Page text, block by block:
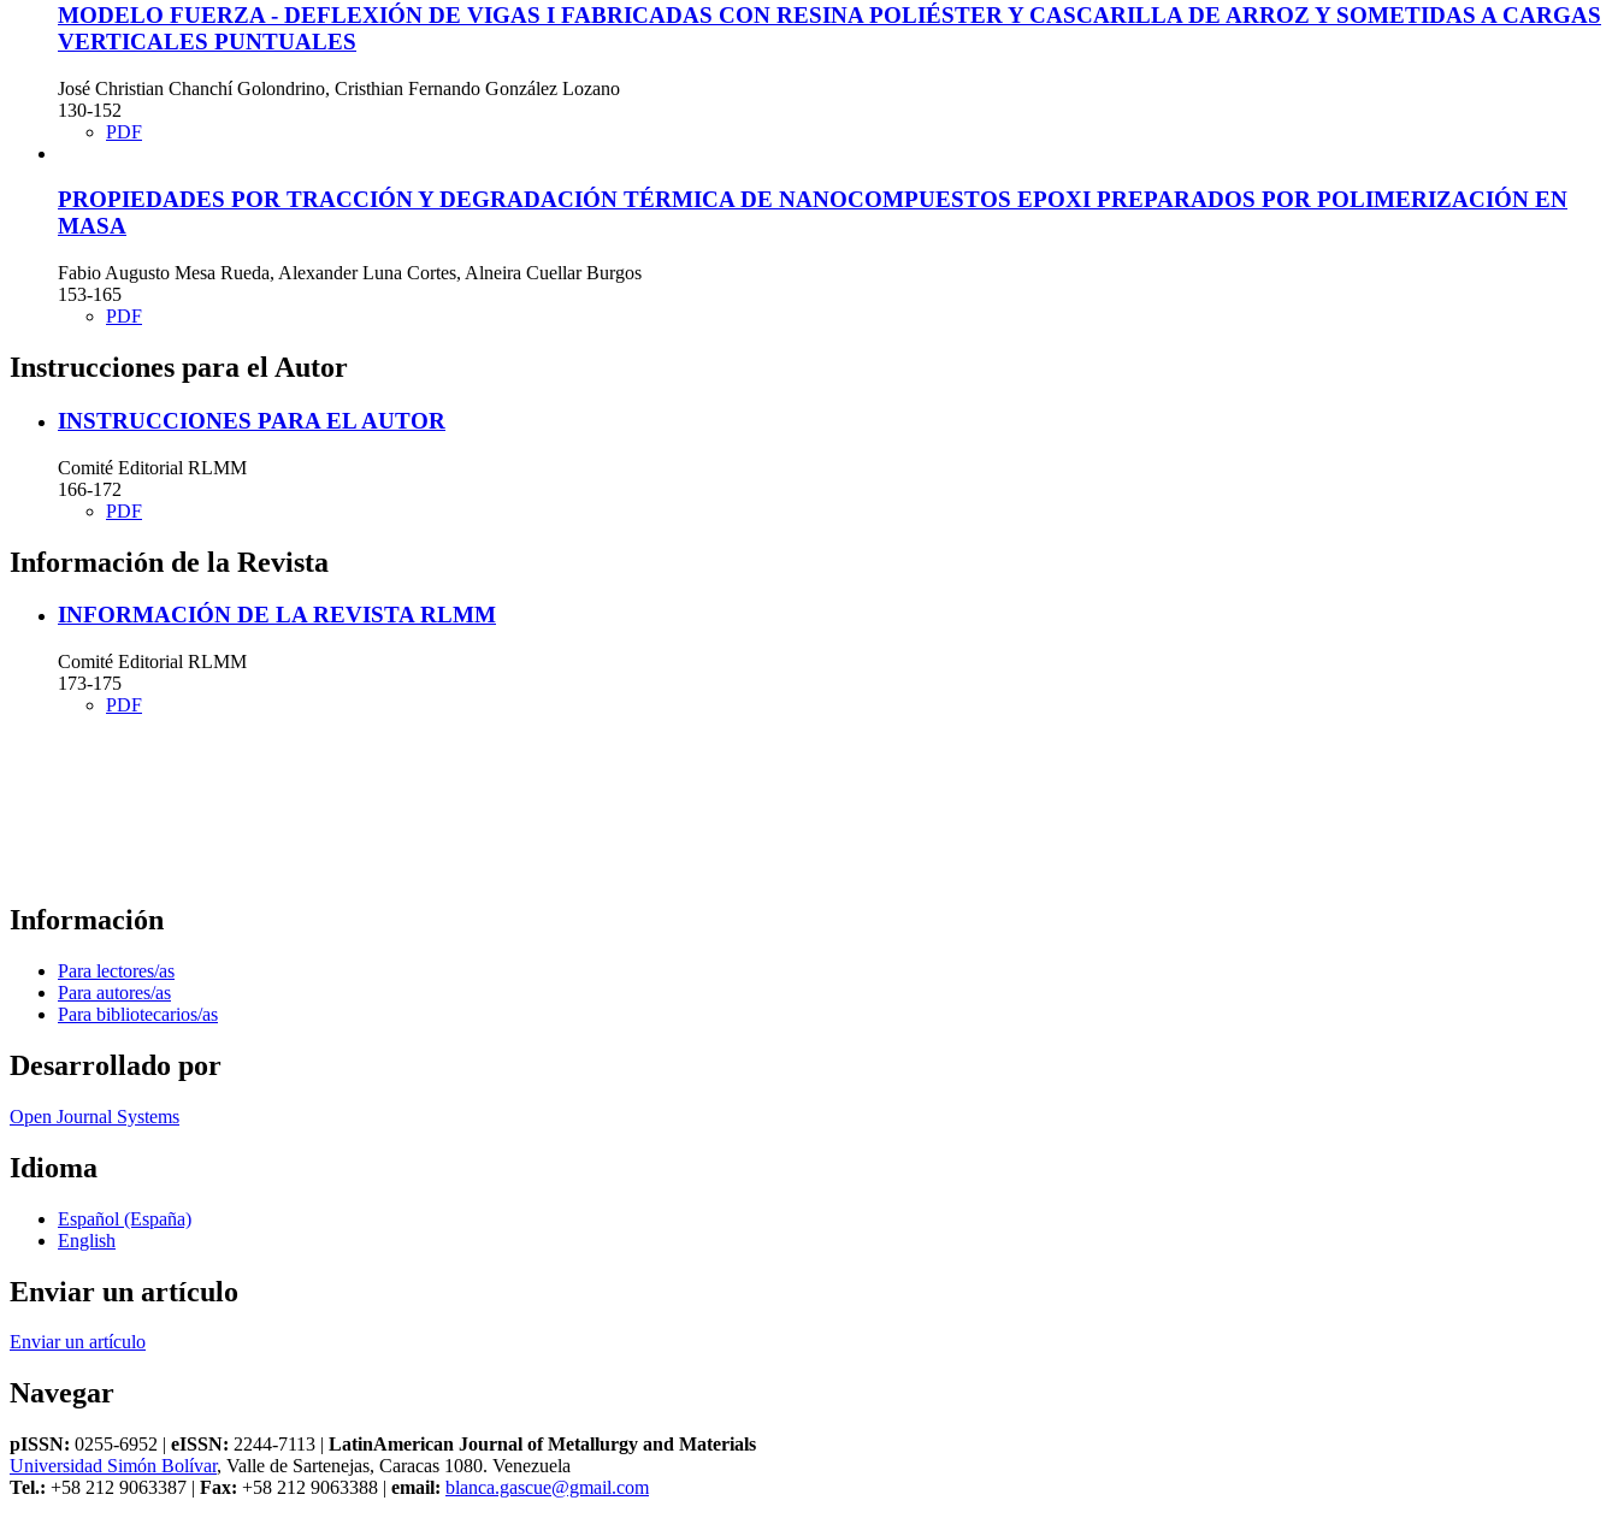
MODELO FUERZA - DEFLEXIÓN DE VIGAS I FABRICADAS CON RESINA POLIÉSTER Y CASCARILLA DE ARROZ Y SOMETIDAS A CARGAS
VERTICALES PUNTUALES
José Christian Chanchí Golondrino, Cristhian Fernando González Lozano
130-152
PDF
PROPIEDADES POR TRACCIÓN Y DEGRADACIÓN TÉRMICA DE NANOCOMPUESTOS EPOXI PREPARADOS POR POLIMERIZACIÓN EN
MASA
Fabio Augusto Mesa Rueda, Alexander Luna Cortes, Alneira Cuellar Burgos
153-165
PDF
Instrucciones para el Autor
INSTRUCCIONES PARA EL AUTOR
Comité Editorial RLMM
166-172
PDF
Información de la Revista
INFORMACIÓN DE LA REVISTA RLMM
Comité Editorial RLMM
173-175
PDF
Información
Para lectores/as
Para autores/as
Para bibliotecarios/as
Desarrollado por
Open Journal Systems
Idioma
Español (España)
English
Enviar un artículo
Enviar un artículo
Navegar
pISSN: 0255-6952 | eISSN: 2244-7113 | LatinAmerican Journal of Metallurgy and Materials
Universidad Simón Bolívar, Valle de Sartenejas, Caracas 1080. Venezuela
Tel.: +58 212 9063387 | Fax: +58 212 9063388 | email: blanca.gascue@gmail.com